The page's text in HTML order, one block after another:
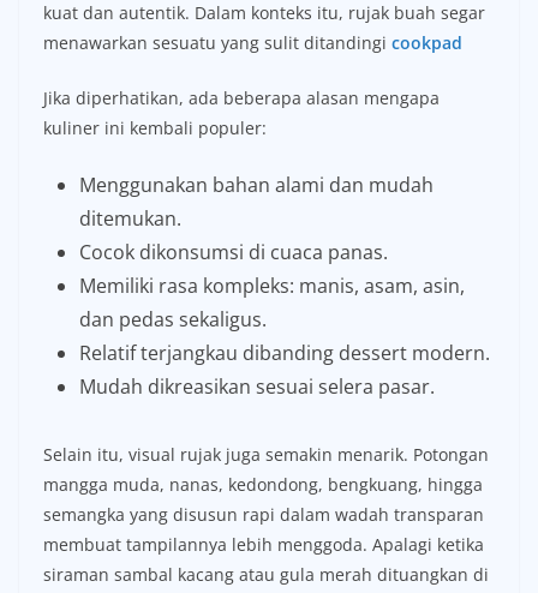
kuat dan autentik. Dalam konteks itu, rujak buah segar
menawarkan sesuatu yang sulit ditandingi cookpad
Jika diperhatikan, ada beberapa alasan mengapa
kuliner ini kembali populer:
Menggunakan bahan alami dan mudah
ditemukan.
Cocok dikonsumsi di cuaca panas.
Memiliki rasa kompleks: manis, asam, asin,
dan pedas sekaligus.
Relatif terjangkau dibanding dessert modern.
Mudah dikreasikan sesuai selera pasar.
Selain itu, visual rujak juga semakin menarik. Potongan
mangga muda, nanas, kedondong, bengkuang, hingga
semangka yang disusun rapi dalam wadah transparan
membuat tampilannya lebih menggoda. Apalagi ketika
siraman sambal kacang atau gula merah dituangkan di